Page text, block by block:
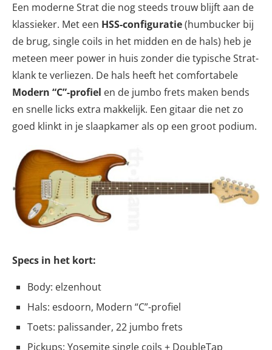
Een moderne Strat die nog steeds trouw blijft aan de
klassieker. Met een HSS-configuratie(humbucker bij
de brug, single coils in het midden en de hals) heb je
meteen meer power in huis zonder die typische Strat-
klank te verliezen. De hals heeft het comfortabele
Modern “C”-profiel en de jumbo frets maken bends
en snelle licks extra makkelijk. Een gitaar die net zo
goed klinkt in je slaapkamer als op een groot podium.
Specs in het kort:
Body: elzenhout
Hals: esdoorn, Modern “C”-profiel
Toets: palissander, 22 jumbo frets
Pickups: Yosemite single coils + DoubleTap